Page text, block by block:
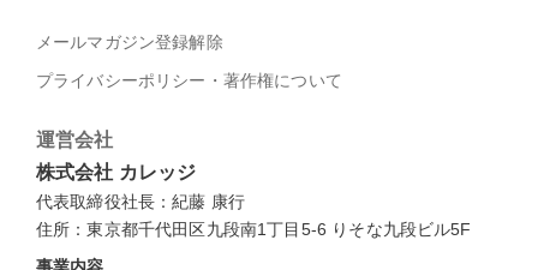
メールマガジン登録解除
プライバシーポリシー・著作権について
運営会社
株式会社 カレッジ
代表取締役社長：紀藤 康行
住所：東京都千代田区九段南1丁目5-6 りそな九段ビル5F